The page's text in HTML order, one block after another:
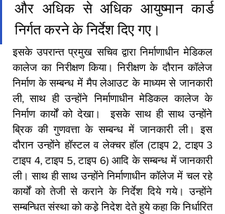
और अधिक से अधिक आयुष्मान कार्ड
निर्गत करने के निर्देश दिए गए।
इसके उपरान्त प्रमुख सचिव द्वारा निर्माणाधीन मेडिकल
कालेज का निरीक्षण किया। निरीक्षण के दौरान कॉलेज
निर्माण के सम्बन्ध में मैप लेआउट के माध्यम से जानकारी
ली, साथ ही उन्होंने निर्माणाधीन मेडिकल कालेज के
निर्माण कार्यों को देखा।  इसके साथ ही साथ उन्होंने
ब्रिक की गुणवत्ता के सम्बन्ध में जानकारी ली। इस
दौरान उन्होंने हॉस्टल व लेक्चर हॉल (टाइप 2, टाइप 3
टाइप 4, टाइप 5, टाइप 6) आदि के सम्बन्ध में जानकारी
ली। साथ ही साथ उन्होंने निर्माणाधीन कॉलेज में चल रहे
कार्यों को तेजी से कराने के निर्देश दिये गये। उन्होंने
सम्बन्धित संस्था को कडे़ निदेश देते हुये कहा कि निर्धारित